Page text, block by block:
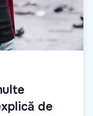
de